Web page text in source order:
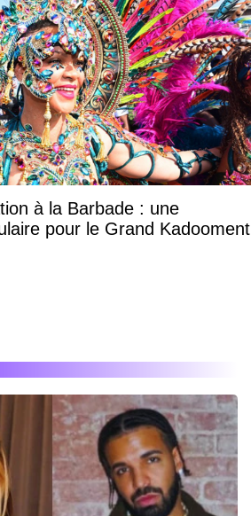
à la Barbade : une
pour le Grand Kadooment